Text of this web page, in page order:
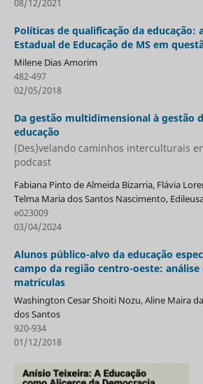
Políticas de qualificação da educação:
Estadual de Educação de MS em
Milene Dias Amorim
482-497
02/05/2018
Da gestão multidimensional à gestão
educação
(Des)velando caminhos interculturais
podcast
Fabiana Pinto de Almeida Bizarria, Flávia
Telma Maria dos Santos Nascimento,
e023009
03/04/2024
Alunos público-alvo da educação
campo da região centro-oeste:
matrículas
Washington Cesar Shoiti Nozu, Aline Maira
dos Santos
920-934
01/12/2018